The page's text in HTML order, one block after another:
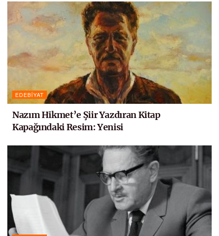
EDEBIYAT
Nazım Hikmet’e Şiir Yazdıran Kitap
Kapağındaki Resim: Yenisi